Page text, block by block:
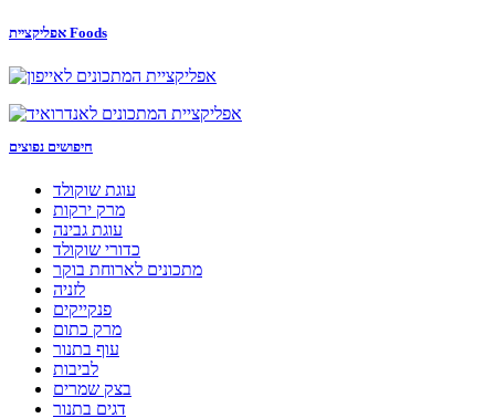
אפליקציית Foods
חיפושים נפוצים
עוגת שוקולד
מרק ירקות
עוגת גבינה
כדורי שוקולד
מתכונים לארוחת בוקר
לזניה
פנקייקים
מרק כתום
עוף בתנור
לביבות
בצק שמרים
דגים בתנור